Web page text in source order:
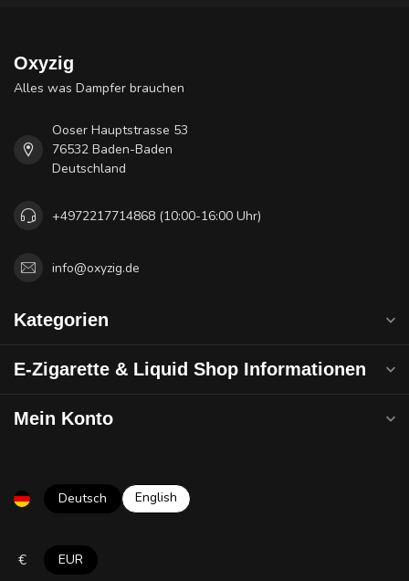
Oxyzig
Alles was Dampfer brauchen
Ooser Hauptstrasse 53
76532 Baden-Baden
Deutschland
+4972217714868 (10:00-16:00 Uhr)
info@oxyzig.de
Kategorien
E-Zigarette & Liquid Shop Informationen
Mein Konto
Deutsch English
€ EUR